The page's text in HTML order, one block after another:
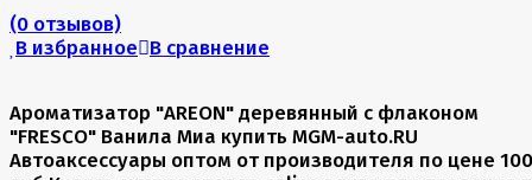
(0 отзывов)
В избранное В сравнение
Ароматизатор "AREON" деревянный с флаконом
"FRESCO" Ванила Миа купить MGM-auto.RU
Автоаксессуары оптом от производителя по цене 100